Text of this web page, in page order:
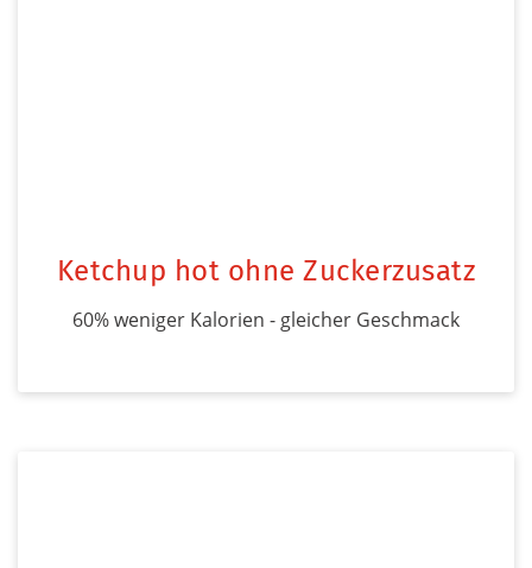
Ketchup hot ohne Zuckerzusatz
60% weniger Kalorien - gleicher Geschmack